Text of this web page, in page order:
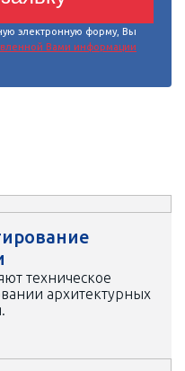
электронную форму, Вы
Вами информации
техническое
архитектурных